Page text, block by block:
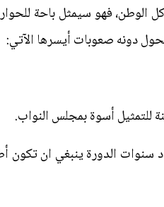
فهو سيمثل باحة
دونه صعوبات أيسرها الآتي:
للتمثيل أسوة بمجلس النواب.
الدورة ينبغي ان